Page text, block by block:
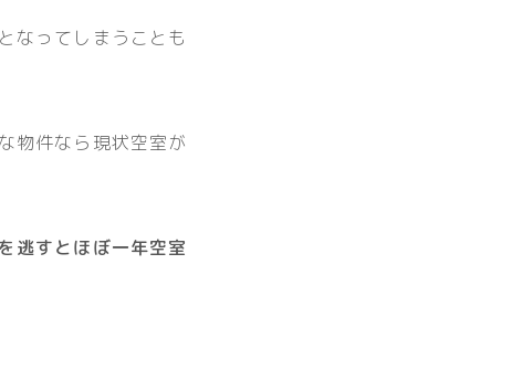
となってしまうことも
物件なら現状空室が
逃すとほぼ一年空室